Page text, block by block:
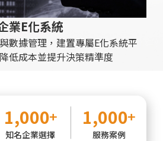
業E化系統
數據管理，建置專屬E化系統平
低成本並提升決策精準度
1,000
知名企業選擇
1,000
服務案例